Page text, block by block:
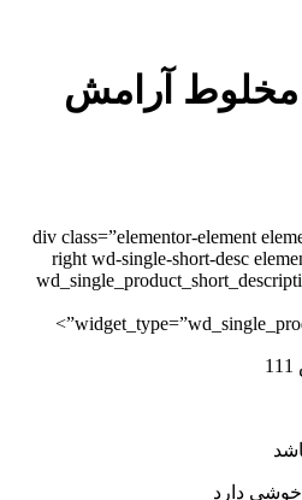
آرامش
<div class=”elementor-element
right wd-single-short-desc
دارد